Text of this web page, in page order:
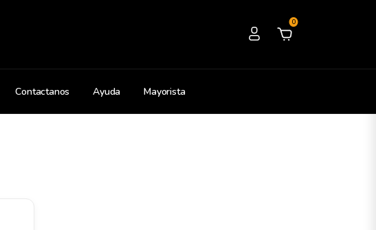
0
Contactanos Ayuda Mayorista